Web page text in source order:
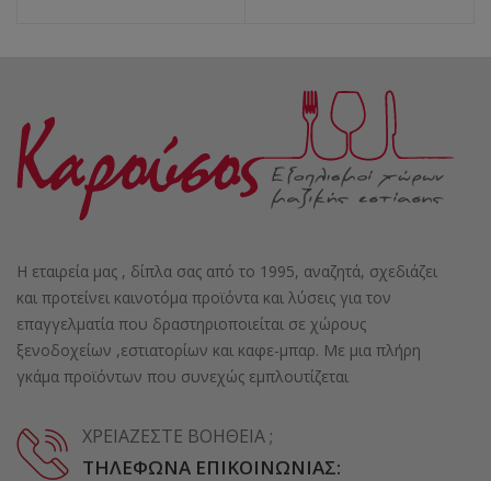
Η εταιρεία μας , δίπλα σας από το 1995, αναζητά, σχεδιάζει
και προτείνει καινοτόμα προϊόντα και λύσεις για τον
επαγγελματία που δραστηριοποιείται σε χώρους
ξενοδοχείων ,εστιατορίων και καφε-μπαρ. Με μια πλήρη
γκάμα προϊόντων που συνεχώς εμπλουτίζεται
ΧΡΕΙΆΖΕΣΤΕ ΒΟΉΘΕΙΑ ;
ΤΗΛΈΦΩΝΑ ΕΠΙΚΟΙΝΩΝΊΑΣ: